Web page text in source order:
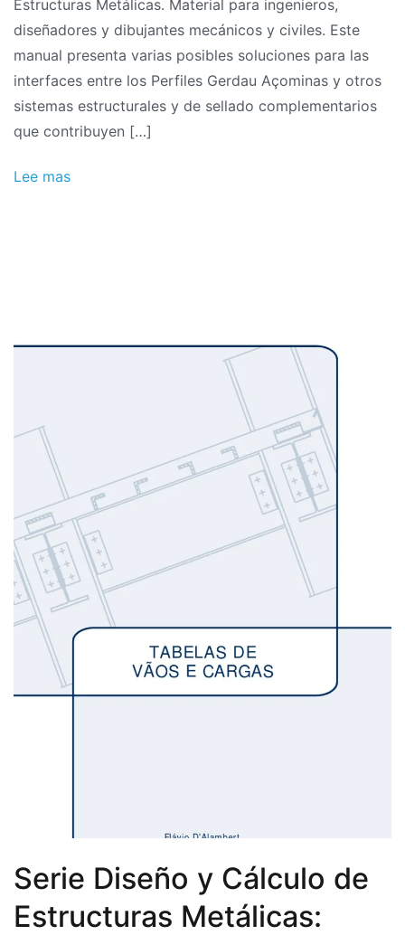
Estructuras Metálicas. Material para ingenieros,
diseñadores y dibujantes mecánicos y civiles. Este
manual presenta varias posibles soluciones para las
interfaces entre los Perfiles Gerdau Açominas y otros
sistemas estructurales y de sellado complementarios
que contribuyen […]
Lee mas
Serie Diseño y Cálculo de
Estructuras Metálicas: